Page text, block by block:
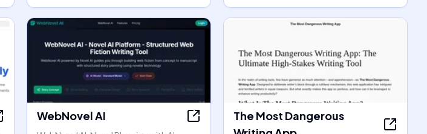
WebNovel AI
The Most Dangerous